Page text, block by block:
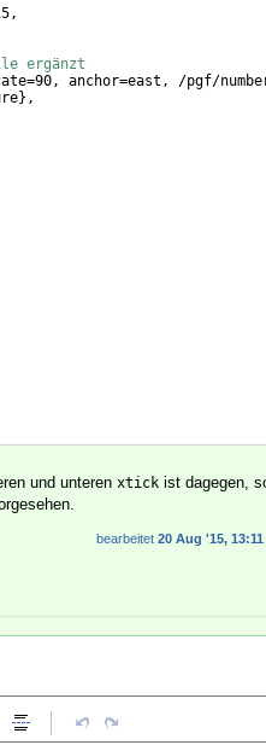
ergänzt
anchor=east, /pgf/
} ,
und unteren xtick ist dagegen,
bearbeitet 20 Aug '15, 13:11